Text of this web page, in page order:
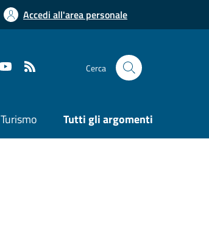
Accedi all'area personale
Cerca
Turismo Tutti gli argomenti